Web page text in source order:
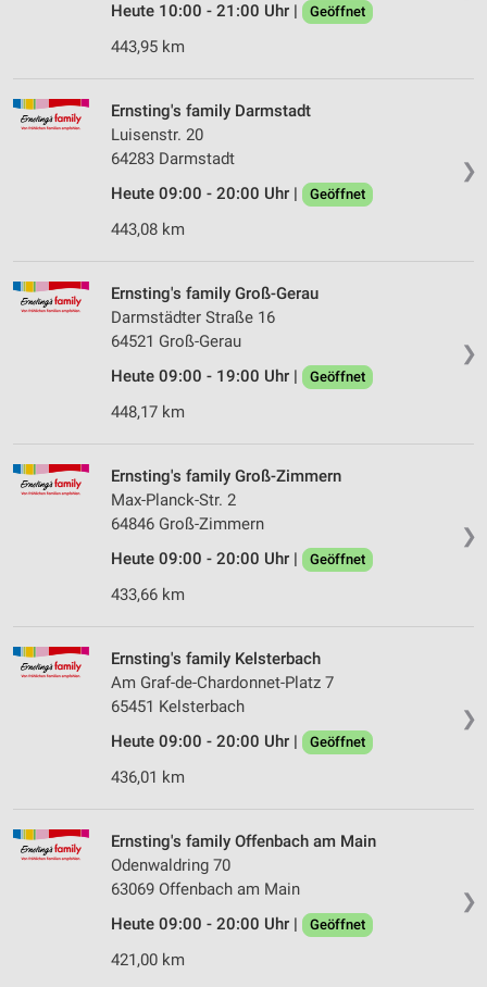
Heute 10:00 - 21:00 Uhr |
Geöffnet
443,95 km
❯
Ernsting's family Darmstadt
Luisenstr. 20
64283 Darmstadt
Heute 09:00 - 20:00 Uhr |
Geöffnet
443,08 km
❯
Ernsting's family Groß-Gerau
Darmstädter Straße 16
64521 Groß-Gerau
Heute 09:00 - 19:00 Uhr |
Geöffnet
448,17 km
❯
Ernsting's family Groß-Zimmern
Max-Planck-Str. 2
64846 Groß-Zimmern
Heute 09:00 - 20:00 Uhr |
Geöffnet
433,66 km
❯
Ernsting's family Kelsterbach
Am Graf-de-Chardonnet-Platz 7
65451 Kelsterbach
Heute 09:00 - 20:00 Uhr |
Geöffnet
436,01 km
❯
Ernsting's family Offenbach am Main
Odenwaldring 70
63069 Offenbach am Main
Heute 09:00 - 20:00 Uhr |
Geöffnet
421,00 km